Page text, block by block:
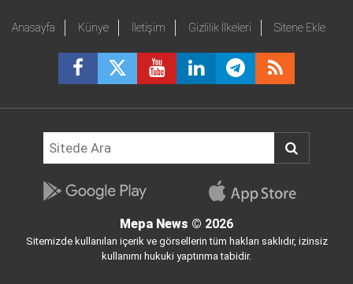
Anasayfa Künye İletişim Gizlilik İlkeleri Sitene Ekle
Mepa News © 2026
Sitemizde kullanılan içerik ve görsellerin tüm hakları saklıdır, izinsiz
kullanımı hukuki yaptırıma tabidir.